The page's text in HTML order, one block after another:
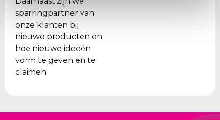
sparringpartner van
onze klanten bij
nieuwe producten en
hoe nieuwe ideeën
vorm te geven en te
claimen.